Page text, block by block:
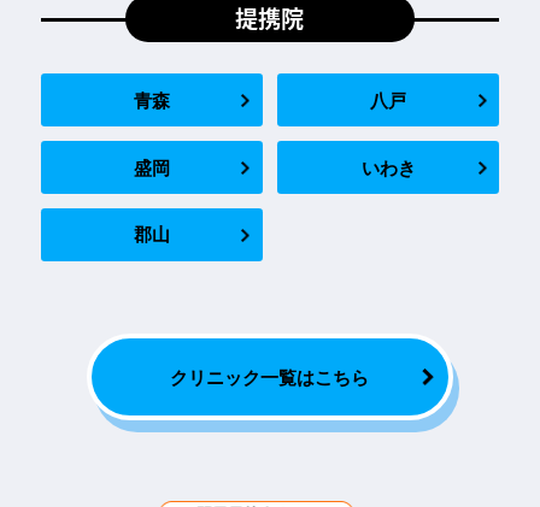
提携院
青森 八戸
盛岡 いわき
郡山
クリニック一覧はこちら